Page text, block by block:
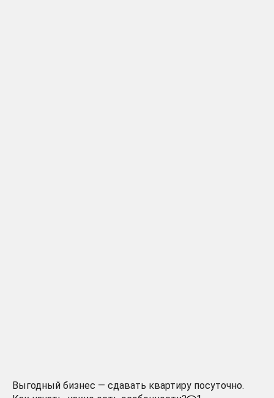
Выгодный бизнес — сдавать квартиру посуточно.